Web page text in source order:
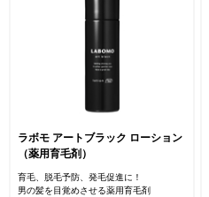
ラボモ アートブラック ローション
（薬用育毛剤）
育毛、脱毛予防、発毛促進に！
男の髪を目覚めさせる薬用育毛剤